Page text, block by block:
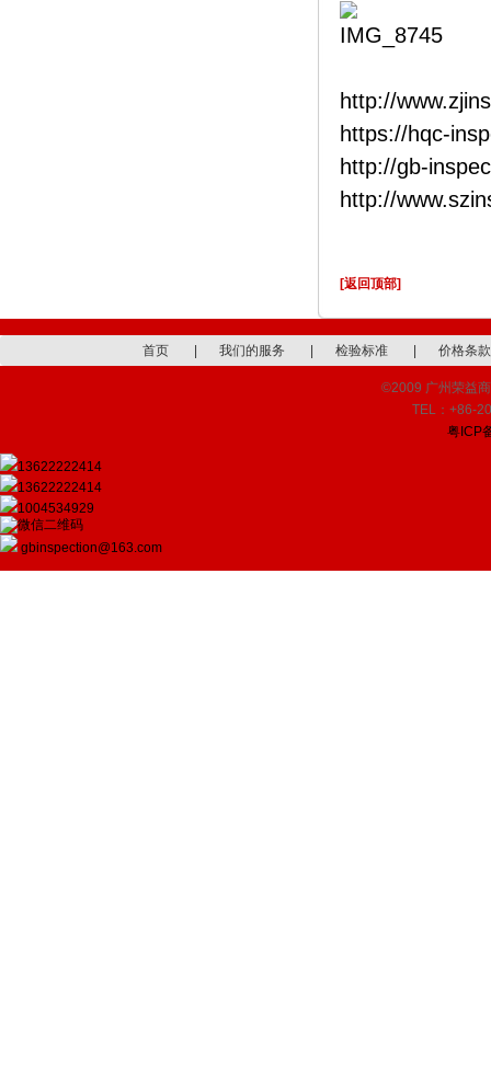
http://
https://hqc-
http://gb-
http://
[返回顶部]
首页 我们的服务 检验标准 价格条款
©2009 广州荣益
TEL：+86-
粤ICP
13622222414
13622222414
1004534929
gbinspection@163.com